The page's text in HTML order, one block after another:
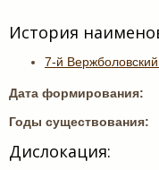
История
7-й
Дата формирования:
Годы существования:
Дислокация: